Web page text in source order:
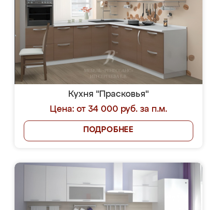
Кухня "Прасковья"
Цена: от 34 000 руб. за п.м.
ПОДРОБНЕЕ